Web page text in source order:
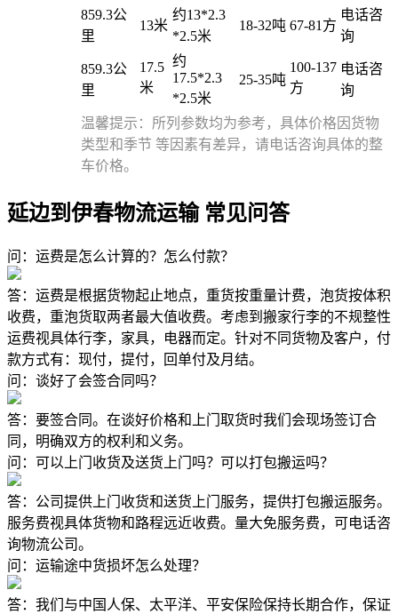
859.3公
里
13米
约13*2.3
*2.5米
18-32吨 67-81方
电话咨
询
859.3公
里
17.5
米
约
17.5*2.3
*2.5米
25-35吨
100-137
方
电话咨
询
温馨提示：所列参数均为参考，具体价格因货物
类型和季节 等因素有差异，请电话咨询具体的整
车价格。
延边到伊春物流运输 常见问答
问：运费是怎么计算的？怎么付款？
答：运费是根据货物起止地点，重货按重量计费，泡货按体积
收费，重泡货取两者最大值收费。考虑到搬家行李的不规整性
运费视具体行李，家具，电器而定。针对不同货物及客户，付
款方式有：现付，提付，回单付及月结。
问：谈好了会签合同吗？
答：要签合同。在谈好价格和上门取货时我们会现场签订合
同，明确双方的权利和义务。
问：可以上门收货及送货上门吗？可以打包搬运吗？
答：公司提供上门收货和送货上门服务，提供打包搬运服务。
服务费视具体货物和路程远近收费。量大免服务费，可电话咨
询物流公司。
问：运输途中货损坏怎么处理？
答：我们与中国人保、太平洋、平安保险保持长期合作，保证